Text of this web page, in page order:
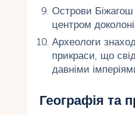
Острови
центром
Археологи
прикраси, що
давніми
Географія та